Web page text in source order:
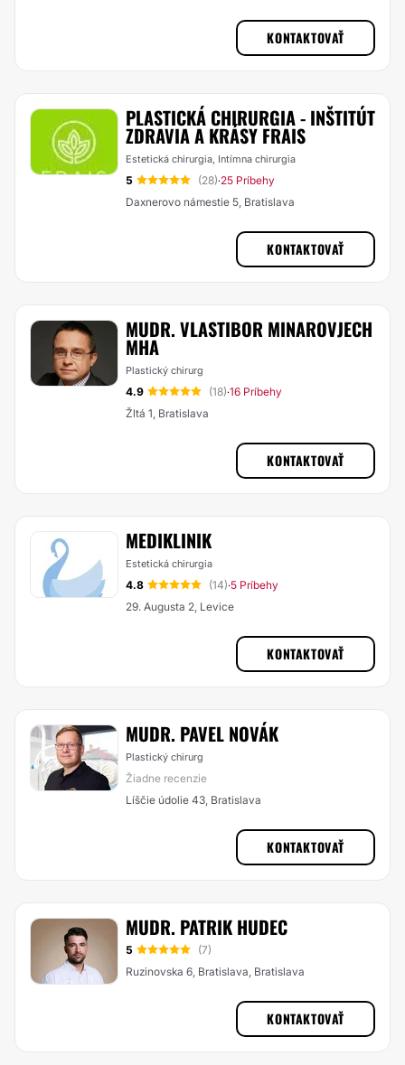
KONTAKTOVAŤ
PLASTICKÁ CHIRURGIA - INŠTITÚT
ZDRAVIA A KRÁSY FRAIS
Estetická chirurgia, Intímna chirurgia
5 (28)·25 Príbehy
Daxnerovo námestie 5, Bratislava
KONTAKTOVAŤ
MUDR. VLASTIBOR MINAROVJECH
MHA
Plastický chirurg
4.9 (18)·16 Príbehy
Žltá 1, Bratislava
KONTAKTOVAŤ
MEDIKLINIK
Estetická chirurgia
4.8 (14)·5 Príbehy
29. Augusta 2, Levice
KONTAKTOVAŤ
MUDR. PAVEL NOVÁK
Plastický chirurg
Žiadne recenzie
Líščie údolie 43, Bratislava
KONTAKTOVAŤ
MUDR. PATRIK HUDEC
5
(7)
Ruzinovska 6, Bratislava, Bratislava
KONTAKTOVAŤ